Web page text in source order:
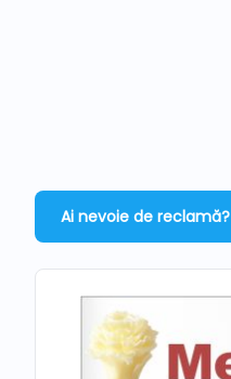
Ai nevoie de reclamă?